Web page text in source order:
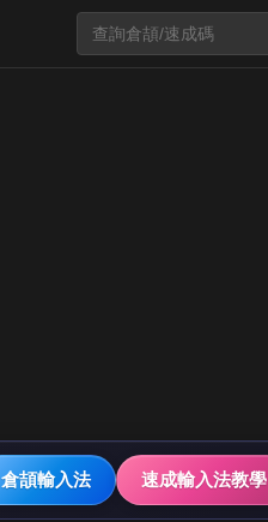
倉頡輸入法 速成輸入法教學